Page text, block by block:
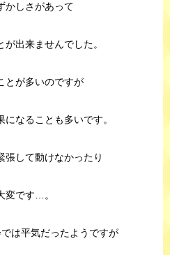
かしさがあって
出来ませんでした。
とが多いのですが
なることも多いです。
張して動けなかったり
変です…。
は平気だったようですが